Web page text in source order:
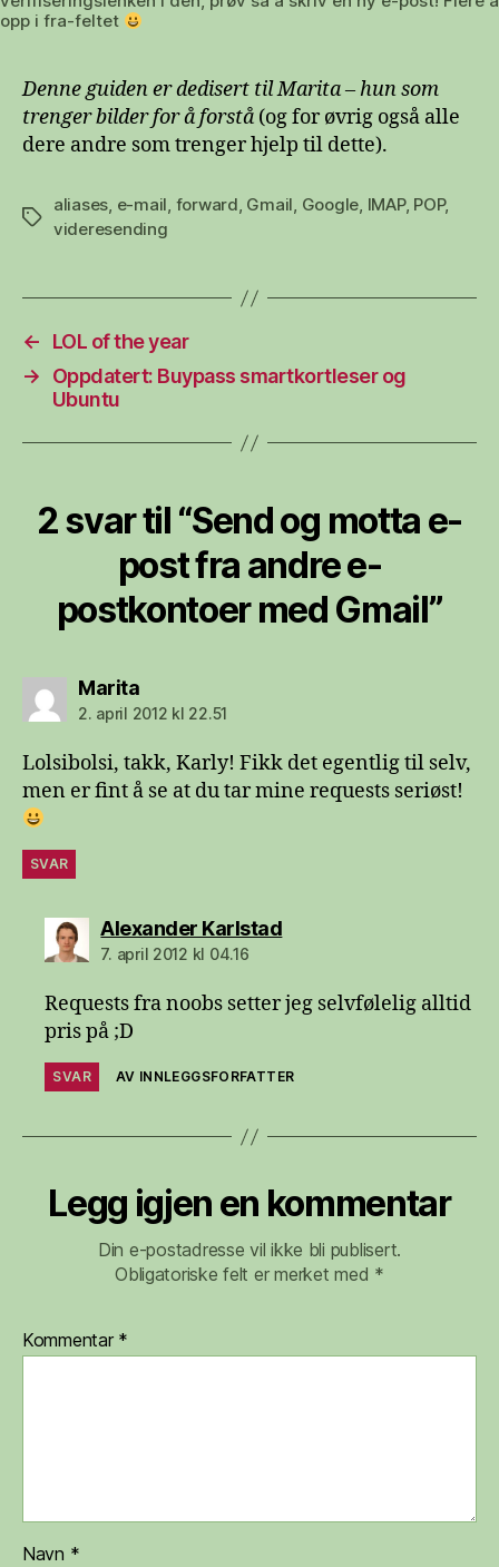
opp i fra-feltet
Denne guiden er dedisert til Marita – hun som
trenger bilder for å forstå (og for øvrig også alle
dere andre som trenger hjelp til dette).
Stikkord
aliases, e-mail, forward, Gmail, Google, IMAP, POP,
videresending
←
LOL of the year
→
Oppdatert: Buypass smartkortleser og
Ubuntu
2 svar til “Send og motta e-
post fra andre e-
postkontoer med Gmail”
Maritasier:
2. april 2012 kl 22.51
Lolsibolsi, takk, Karly! Fikk det egentlig til selv,
men er fint å se at du tar mine requests seriøst!
SVAR
Alexander Karlstadsier:
7. april 2012 kl 04.16
Requests fra noobs setter jeg selvfølelig alltid
pris på ;D
SVAR AV INNLEGGSFORFATTER
Legg igjen en kommentar
Din e-postadresse vil ikke bli publisert.
Obligatoriske felt er merket med *
Kommentar *
Navn *